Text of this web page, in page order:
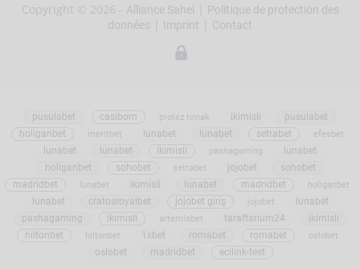
Copyright © 2026 - Alliance Sahel
Politique de protection des
données
Imprint Contact
pusulabet casibom protez tırnak ikimisli
pusulabet
holiganbet
meritbet lunabet lunabet setrabet efesbet
lunabet lunabet ikimisli pashagaming
lunabet
holiganbet
sohobet setrabet jojobet
sohobet
madridbet
lunabet ikimisli lunabet madridbet holiganbet
lunabet cratosroyalbet jojobet giriş jojobet
lunabet
pashagaming
ikimisli artemisbet taraftarium24
ikimisli
hiltonbet
hiltonbet 1xbet romabet romabet oslobet
oslobet madridbet ecilink-test